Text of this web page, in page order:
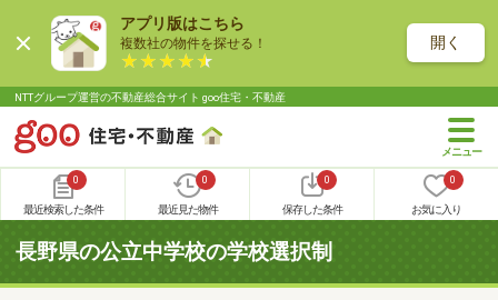
アプリ版はこちら
複数社の物件を探せる！ 開く
NTTグループ運営の不動産総合サイト goo住宅・不動産
0
最近検索した条件
0
最近見た物件
0
保存した条件
0
お気に入り
長野県の公立中学校の学校選択制